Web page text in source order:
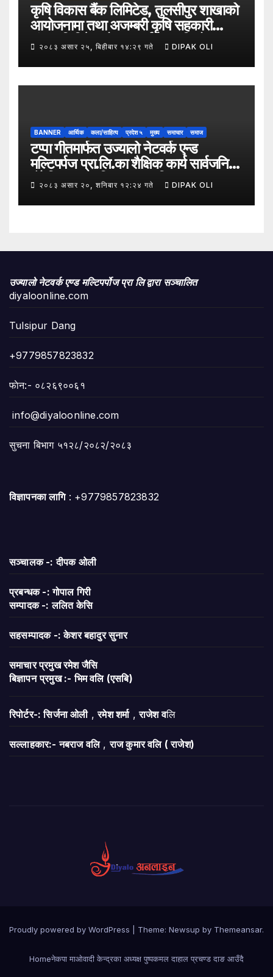
कृषि विकास बैंक लिमिटेड, तुलसीपुर शाखाको
आयोजनामा तथा अजम्बरी कृषि सहकारी
संस्था लिमिटेडको सहकार्यमा “कृषिको
समावेशी रूपान्तरणका लागि मूल्य शृङ्खला
(VITA) कार्यक्रम अन्तर्गत तरकारी उत्पादक
किसान र व्यापारीबीच व्यवसाय विस्तार सम्बन्धी
२०८३ असार २५, बिहीबार १४:२९ गते DIPAK OLI
BANNER आर्थिक कला/साहित्य प्रदेश ५ मुख्य समाचार समाज
टप्पा गीतमार्फत उज्यालो नेटवर्क एन्ड
मल्टिपर्पज प्रा.लि.का शैक्षिक कार्य सार्वजनिक
हुँदै शिक्षा, सामाजिक उत्तरदायित्व र
सकारात्मक सन्देशलाई
२०८३ असार २०, शनिबार १२:२४ गते DIPAK OLI
उज्यालो नेटवर्क एण्ड मल्टिपर्पोज प्रा लि द्वारा सञ्चालित
diyaloonline.com
Tulsipur Dang
+9779857823832
फाेन:- ०८२६९००६१
info@diyaloonline.com
सुचना बिभाग ५१२८/२०८२/२०८३
विज्ञापनका लागि: +9779857823832
सञ्चालक -: दीपक ओली
प्रबन्धक -: गोपाल गिरी
सम्पादक -: ललित केसि
सहसम्पादक -: केशर बहादुर सुनार
समाचार प्रमुख रमेश जैसि
बिज्ञापन प्रमुख :- भिम वलि (एसबि)
रिपोर्टर-: सिर्जना ओली,रमेश शर्मा,राजेश वलि
सल्लाहकार:- नबराज वलि,राज कुमार वलि ( राजेश)
Proudly powered by WordPress Theme: Newsup by Themeansar.
Homeनेकपा माओवादी केन्द्रका अध्यक्ष पुष्पकमल दाहाल प्रचण्ड दाङ आउँदै